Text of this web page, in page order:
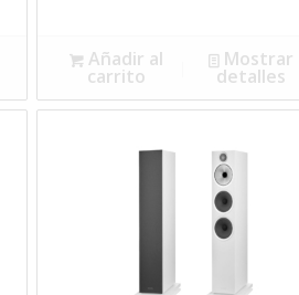
Añadir al
carrito
Mostrar
detalles